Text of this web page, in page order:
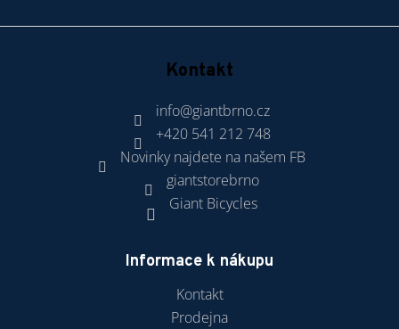
Kontakt
info@giantbrno.cz
+420 541 212 748
Novinky najdete na našem FB
giantstorebrno
Giant Bicycles
Informace k nákupu
Kontakt
Prodejna